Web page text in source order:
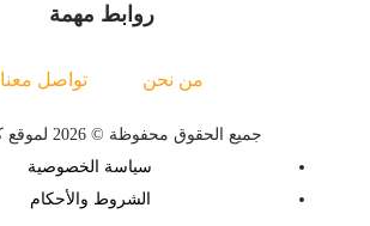
روابط مهمة
من نحن تواصل معنا
جميع الحقوق محفوظة © 2026 لموقع كوبوناري
سياسة الخصوصية
الشروط والأحكام